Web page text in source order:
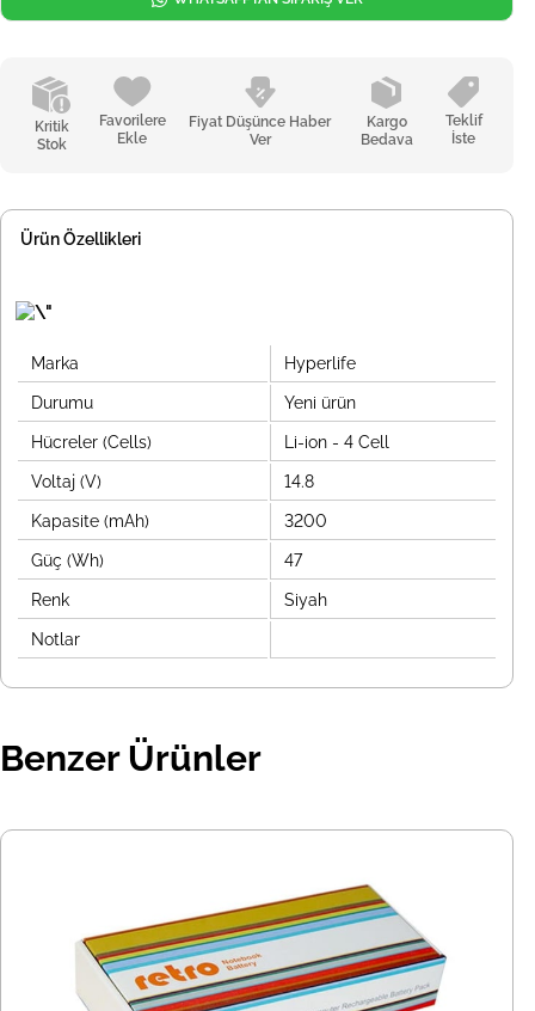
Kritik
Stok
Favorilere
Ekle
Fiyat Düşünce Haber
Ver
Kargo
Bedava
Teklif
İste
Ürün Özellikleri
Marka Hyperlife
Durumu Yeni ürün
Hücreler (Cells) Li-ion - 4 Cell
Voltaj (V) 14.8
Kapasite (mAh) 3200
Güç (Wh) 47
Renk Siyah
Notlar
Benzer Ürünler